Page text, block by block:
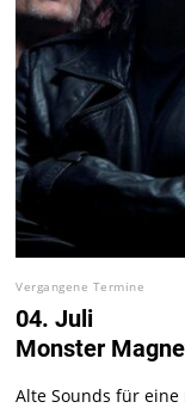
Vergangene Termine
04. Juli
Monster
Alte Sounds für